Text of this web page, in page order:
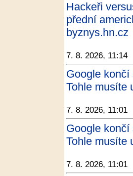
Hackeři
přední
byznys.hn.cz
7. 8. 2026, 11:14
Google
Tohle musíte
7. 8. 2026, 11:01
Google
Tohle musíte
7. 8. 2026, 11:01